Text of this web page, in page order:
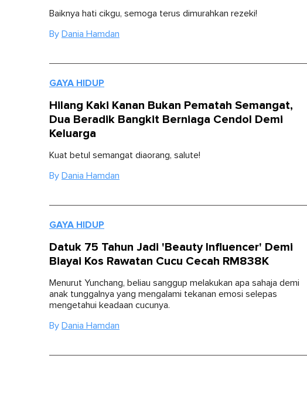
Baiknya hati cikgu, semoga terus dimurahkan rezeki!
By Dania Hamdan
GAYA HIDUP
Hilang Kaki Kanan Bukan Pematah Semangat,
Dua Beradik Bangkit Berniaga Cendol Demi
Keluarga
Kuat betul semangat diaorang, salute!
By Dania Hamdan
GAYA HIDUP
Datuk 75 Tahun Jadi 'Beauty Influencer' Demi
Biayai Kos Rawatan Cucu Cecah RM838K
Menurut Yunchang, beliau sanggup melakukan apa sahaja demi
anak tunggalnya yang mengalami tekanan emosi selepas
mengetahui keadaan cucunya.
By Dania Hamdan